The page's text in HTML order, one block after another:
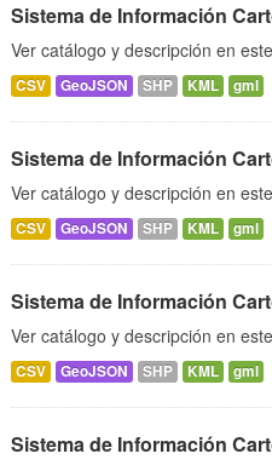
Sistema de Información
Ver catálogo y descripción en
CSV GeoJSON SHP KML gml
Sistema de Información
Ver catálogo y descripción en
CSV GeoJSON SHP KML gml
Sistema de Información
Ver catálogo y descripción en
CSV GeoJSON SHP KML gml
Sistema de Información